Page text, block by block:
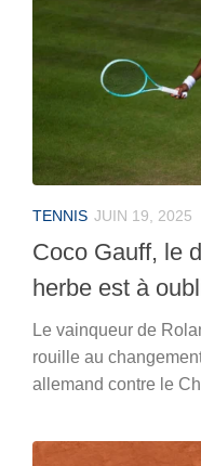
TENNIS JUIN 19, 2025
Coco Gauff, le
herbe est à
Le vainqueur de
rouille au
allemand contre le